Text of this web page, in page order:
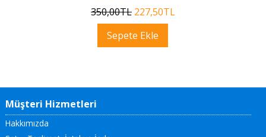
350,00TL 227,50TL
Sepete Ekle
Müşteri Hizmetleri
Hakkımızda